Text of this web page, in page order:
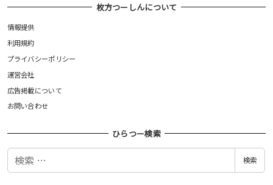
枚方つーしんについて
情報提供
利用規約
プライバシーポリシー
運営会社
広告掲載について
お問い合わせ
ひらつー検索
検
検索